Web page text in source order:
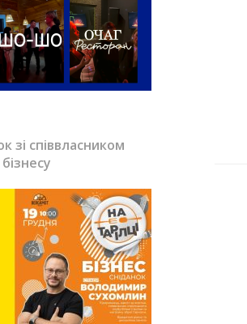
зі співвласником